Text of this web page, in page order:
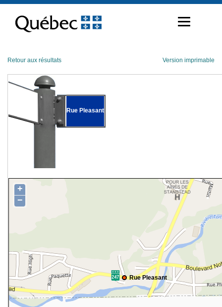
contenu
Retour aux résultats Version imprimable
Rue Pleasant
Rue Pleasant
+
−